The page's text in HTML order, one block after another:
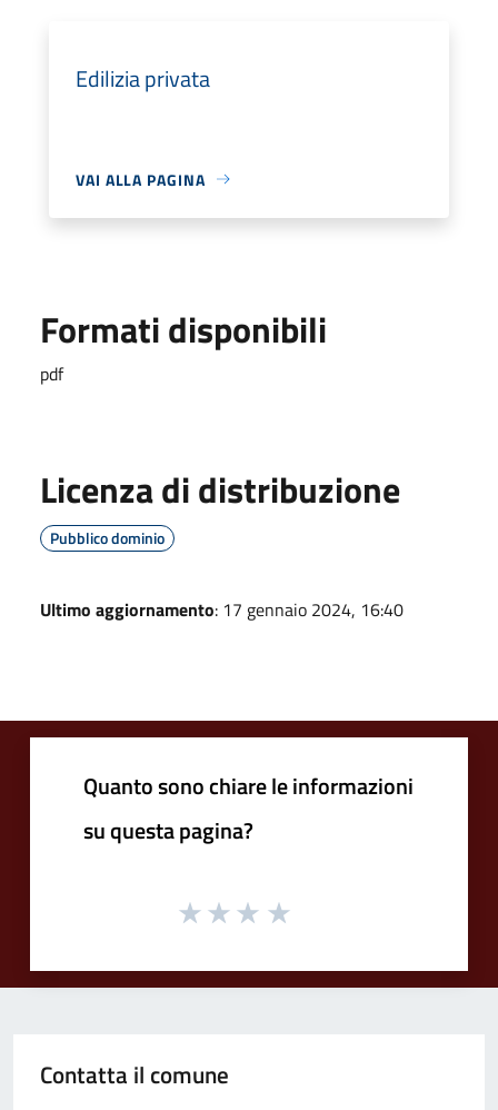
Edilizia privata
VAI ALLA PAGINA
Formati disponibili
pdf
Licenza di distribuzione
Pubblico dominio
Ultimo aggiornamento: 17 gennaio 2024, 16:40
Quanto sono chiare le informazioni
su questa pagina?
Contatta il comune